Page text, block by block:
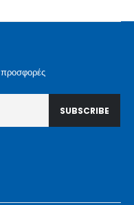
προσφορές